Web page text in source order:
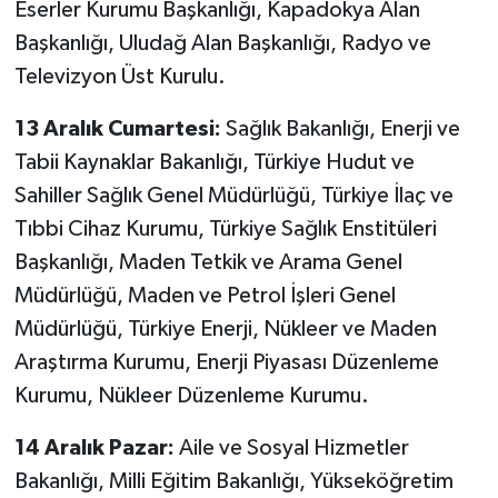
Eserler Kurumu Başkanlığı, Kapadokya Alan
Başkanlığı, Uludağ Alan Başkanlığı, Radyo ve
Televizyon Üst Kurulu.
13 Aralık Cumartesi: Sağlık Bakanlığı, Enerji ve
Tabii Kaynaklar Bakanlığı, Türkiye Hudut ve
Sahiller Sağlık Genel Müdürlüğü, Türkiye İlaç ve
Tıbbi Cihaz Kurumu, Türkiye Sağlık Enstitüleri
Başkanlığı, Maden Tetkik ve Arama Genel
Müdürlüğü, Maden ve Petrol İşleri Genel
Müdürlüğü, Türkiye Enerji, Nükleer ve Maden
Araştırma Kurumu, Enerji Piyasası Düzenleme
Kurumu, Nükleer Düzenleme Kurumu.
14 Aralık Pazar: Aile ve Sosyal Hizmetler
Bakanlığı, Milli Eğitim Bakanlığı, Yükseköğretim